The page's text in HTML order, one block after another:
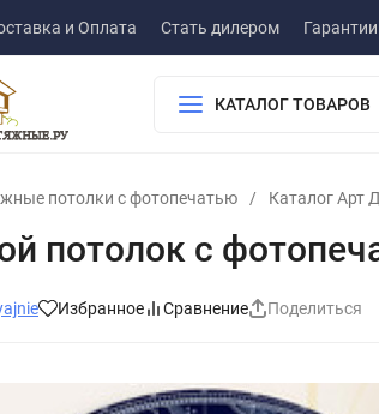
и Оплата Стать дилером Гарантии
КАТАЛОГ ТОВАРОВ
потолки с фотопечатью / Каталог Арт
потолок с
Избранное Сравнение Поделиться